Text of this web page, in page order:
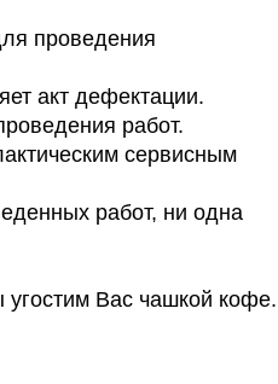
проведения
акт дефектации.
работ.
сервисным
работ, ни одна
угостим Вас чашкой кофе.